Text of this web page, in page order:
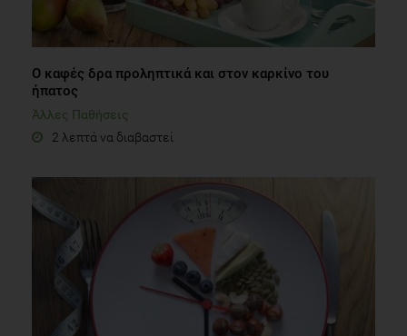
Ο καφές δρα προληπτικά και στον καρκίνο του
ήπατος
Άλλες Παθήσεις
2 λεπτά να διαβαστεί